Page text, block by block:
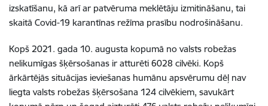
izskatīšanu, kā arī ar patvēruma meklētāju izmitināšanu, tai
skaitā Covid-19 karantīnas režīma prasību nodrošināšanu.
Kopš 2021. gada 10. augusta kopumā no valsts robežas
nelikumīgas šķērsošanas ir atturēti 6028 cilvēki. Kopš
ārkārtējās situācijas ieviešanas humānu apsvērumu dēļ nav
liegta valsts robežas šķērsošana 124 cilvēkiem, savukārt